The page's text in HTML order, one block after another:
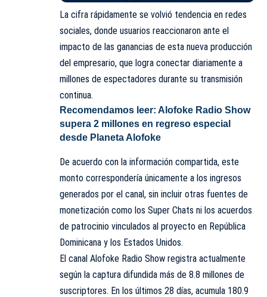
La cifra rápidamente se volvió tendencia en redes
sociales, donde usuarios reaccionaron ante el
impacto de las ganancias de esta nueva producción
del empresario, que logra conectar diariamente a
millones de espectadores durante su transmisión
continua.
Recomendamos leer: Alofoke Radio Show
supera 2 millones en regreso especial
desde Planeta Alofoke
De acuerdo con la información compartida, este
monto correspondería únicamente a los ingresos
generados por el canal, sin incluir otras fuentes de
monetización como los Super Chats ni los acuerdos
de patrocinio vinculados al proyecto en República
Dominicana y los Estados Unidos.
El canal Alofoke Radio Show registra actualmente
según la captura difundida más de 8.8 millones de
suscriptores. En los últimos 28 días, acumula 180.9